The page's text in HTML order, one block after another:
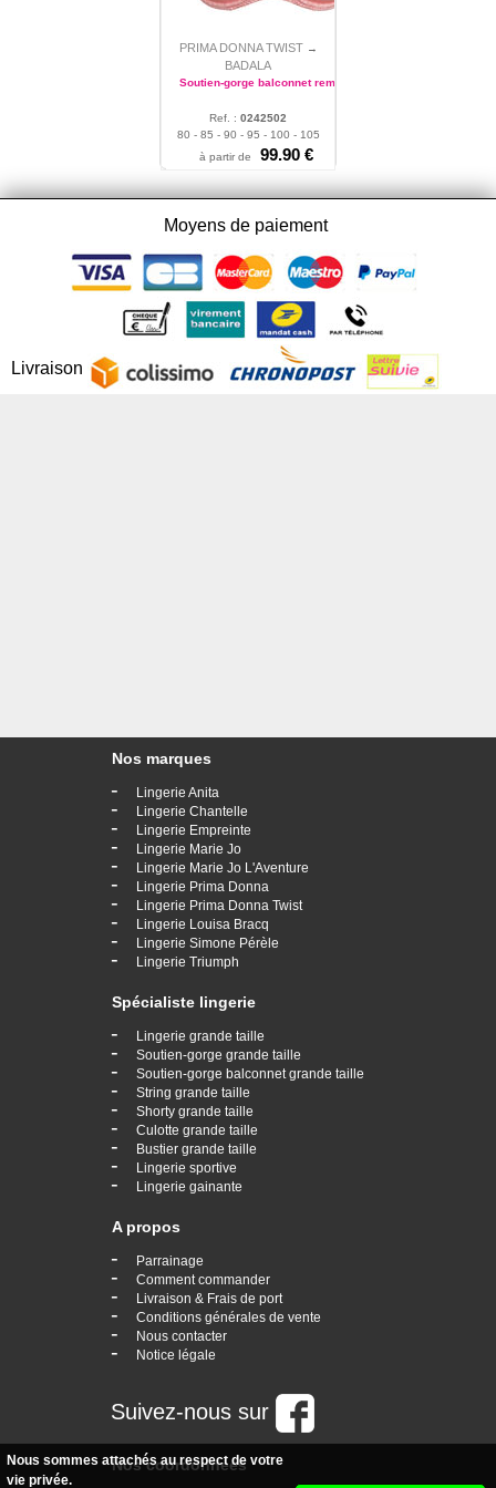
PRIMA DONNA TWIST →
BADALA
Soutien-gorge balconnet rembourré
Ref. : 0242502
80 - 85 - 90 - 95 - 100 - 105
- 110
à partir de 99.90 €
Moyens de paiement
Livraison
Nos marques
- Lingerie Anita
- Lingerie Chantelle
- Lingerie Empreinte
- Lingerie Marie Jo
- Lingerie Marie Jo L'Aventure
- Lingerie Prima Donna
- Lingerie Prima Donna Twist
- Lingerie Louisa Bracq
- Lingerie Simone Pérèle
- Lingerie Triumph
Spécialiste lingerie
- Lingerie grande taille
- Soutien-gorge grande taille
- Soutien-gorge balconnet grande taille
- String grande taille
- Shorty grande taille
- Culotte grande taille
- Bustier grande taille
- Lingerie sportive
- Lingerie gainante
A propos
- Parrainage
- Comment commander
- Livraison & Frais de port
- Conditions générales de vente
- Nous contacter
- Notice légale
Suivez-nous sur
Nos coordonnées
Nous sommes attachés au respect de votre
vie privée.